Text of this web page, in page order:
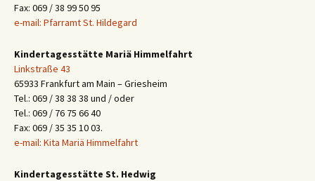
Fax: 069 / 38 99 50 95
e-mail: Pfarramt St. Hildegard
Kindertagesstätte Mariä Himmelfahrt
Linkstraße 43
65933 Frankfurt am Main – Griesheim
Tel.: 069 / 38 38 38 und / oder
Tel.: 069 / 76 75 66 40
Fax: 069 / 35 35 10 03.
e-mail: Kita Mariä Himmelfahrt
Kindertagesstätte St. Hedwig